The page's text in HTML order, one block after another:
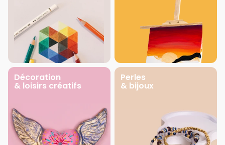
Décoration
& loisirs créatifs
Perles
& bijoux